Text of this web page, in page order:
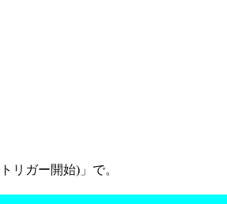
リガー開始)」で。